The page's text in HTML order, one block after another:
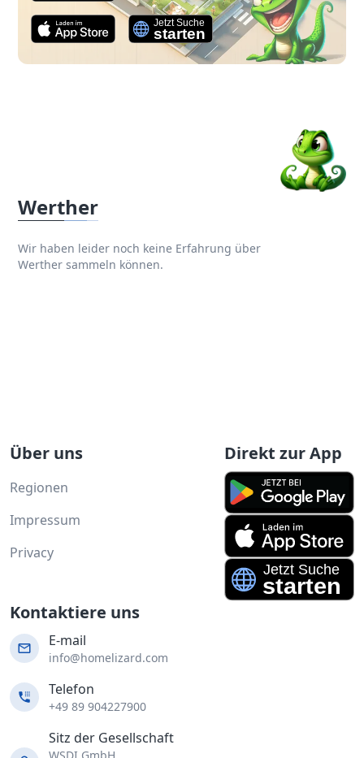
Werther
Wir haben leider noch keine Erfahrung über
Werther sammeln können.
Über uns
Regionen
Impressum
Privacy
Direkt zur App
Kontaktiere uns
E-mail
info@homelizard.com
Telefon
+49 89 904227900
Sitz der Gesellschaft